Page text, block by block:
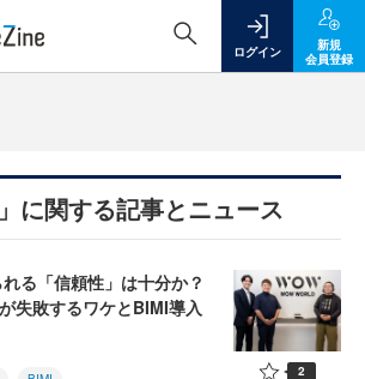
ログイン
新規
会員登録
に関する記事とニュース
る「信頼性」は十分か？
失敗するワケとBIMI導入
2